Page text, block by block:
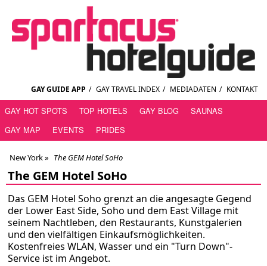
GAY GUIDE APP / GAY TRAVEL INDEX / MEDIADATEN / KONTAKT
GAY HOT SPOTS TOP HOTELS GAY BLOG
SAUNAS
GAY MAP
EVENTS PRIDES
New York» The GEM Hotel SoHo
The GEM Hotel SoHo
Das GEM Hotel Soho grenzt an die angesagte Gegend
der Lower East Side, Soho und dem East Village mit
seinem Nachtleben, den Restaurants, Kunstgalerien
und den vielfältigen Einkaufsmöglichkeiten.
Kostenfreies WLAN, Wasser und ein "Turn Down"-
Service ist im Angebot.